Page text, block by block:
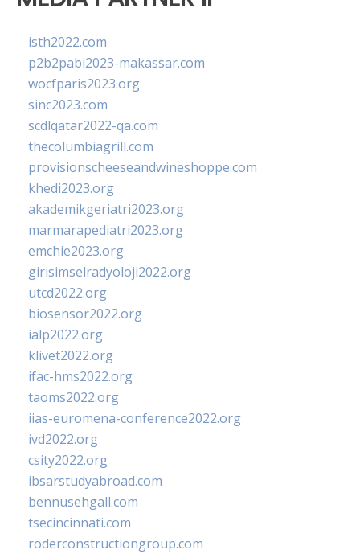
isth2022.com
p2b2pabi2023-makassar.com
wocfparis2023.org
sinc2023.com
scdlqatar2022-qa.com
thecolumbiagrill.com
provisionscheeseandwineshoppe.com
khedi2023.org
akademikgeriatri2023.org
marmarapediatri2023.org
emchie2023.org
girisimselradyoloji2022.org
utcd2022.org
biosensor2022.org
ialp2022.org
klivet2022.org
ifac-hms2022.org
taoms2022.org
iias-euromena-conference2022.org
ivd2022.org
csity2022.org
ibsarstudyabroad.com
bennusehgall.com
tsecincinnati.com
roderconstructiongroup.com